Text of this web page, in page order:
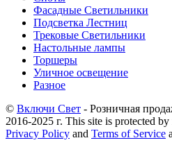
Фасадные Светильники
Подсветка Лестниц
Трековые Светильники
Настольные лампы
Торшеры
Уличное освещение
Разное
© Включи Свет - Розничная
2016-2025 г. This site is protected
Privacy Policy and Terms of Service